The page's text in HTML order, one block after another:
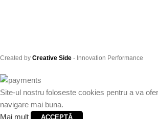
Created by Creative Side - Innovation Performance
Site-ul nostru foloseste cookies pentru a va
navigare mai buna.
Mai mult
ACCEPTĂ